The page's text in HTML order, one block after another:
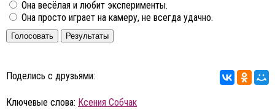
Она весёлая и любит эксперименты.
Она просто играет на камеру, не всегда удачно.
Голосовать Результаты
Поделись с друзьями:
Ключевые слова: Ксения Собчак